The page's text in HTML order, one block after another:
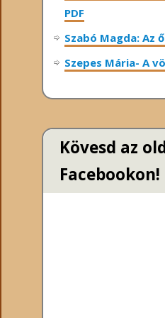
PDF
Szabó Magda: Az
Szepes Mária- A
Kövesd az
Facebookon!